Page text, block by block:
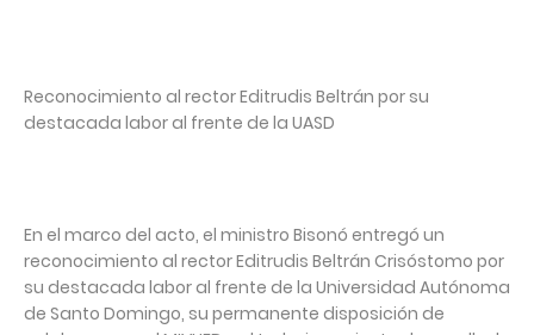
Reconocimiento al rector Editrudis Beltrán por su
destacada labor al frente de la UASD
En el marco del acto, el ministro Bisonó entregó un
reconocimiento al rector Editrudis Beltrán Crisóstomo por
su destacada labor al frente de la Universidad Autónoma
de Santo Domingo, su permanente disposición de